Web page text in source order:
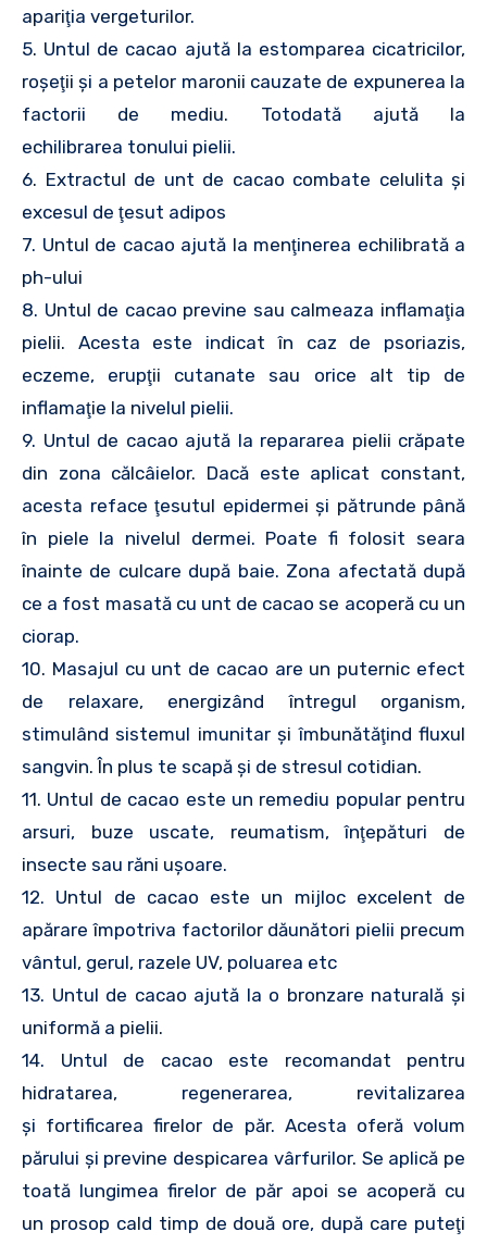
apariţia vergeturilor.
5. Untul de cacao ajută la estomparea cicatricilor,
roşeţii şi a petelor maronii cauzate de expunerea la
factorii de mediu. Totodată ajută la
echilibrarea tonului pielii.
6. Extractul de unt de cacao combate celulita şi
excesul de ţesut adipos
7. Untul de cacao ajută la menţinerea echilibrată a
ph-ului
8. Untul de cacao previne sau calmeaza inflamaţia
pielii. Acesta este indicat în caz de psoriazis,
eczeme, erupţii cutanate sau orice alt tip de
inflamaţie la nivelul pielii.
9. Untul de cacao ajută la repararea pielii crăpate
din zona călcâielor. Dacă este aplicat constant,
acesta reface ţesutul epidermei şi pătrunde până
în piele la nivelul dermei. Poate fi folosit seara
înainte de culcare după baie. Zona afectată după
ce a fost masată cu unt de cacao se acoperă cu un
ciorap.
10. Masajul cu unt de cacao are un puternic efect
de relaxare, energizând întregul organism,
stimulând sistemul imunitar şi îmbunătăţind fluxul
sangvin. În plus te scapă şi de stresul cotidian.
11. Untul de cacao este un remediu popular pentru
arsuri, buze uscate, reumatism, înţepături de
insecte sau răni uşoare.
12. Untul de cacao este un mijloc excelent de
apărare împotriva factorilor dăunători pielii precum
vântul, gerul, razele UV, poluarea etc
13. Untul de cacao ajută la o bronzare naturală şi
uniformă a pielii.
14. Untul de cacao este recomandat pentru
hidratarea, regenerarea, revitalizarea
şi fortificarea firelor de păr. Acesta oferă volum
părului şi previne despicarea vârfurilor. Se aplică pe
toată lungimea firelor de păr apoi se acoperă cu
un prosop cald timp de două ore, după care puteţi